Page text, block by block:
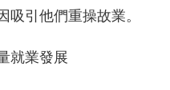
吸引他們重操故業。
就業發展